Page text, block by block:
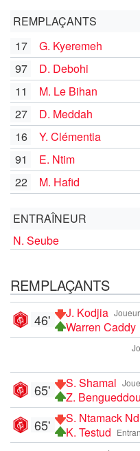
REMPLAÇANTS
17
G. Kyeremeh
97 D. Debohi
11 M. Le Bihan
27 D. Meddah
16
Y. Clémentia
91
E. Ntim
22
M. Hafid
ENTRAÎNEUR
N. Seube
REMPLAÇANTS
J. Kodjia
Warren Caddy
46'
S. Shamal
Z.
65'
S. Ntamack
K. Testud
65'